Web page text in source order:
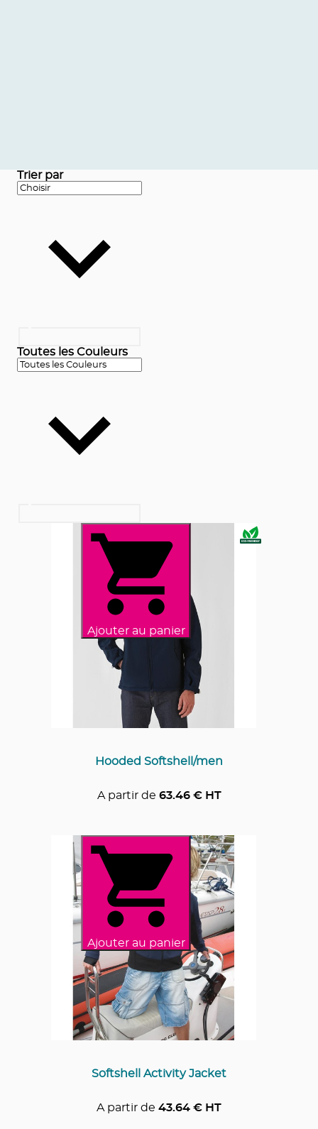
Trier par
Toutes les Couleurs
Ajouter au panier
Hooded Softshell/men
A partir de 63.46€ HT
Ajouter au panier
Softshell Activity Jacket
A partir de 43.64 € HT